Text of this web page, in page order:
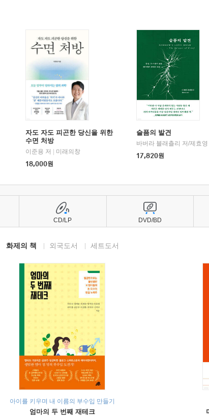
자도 자도 피곤한 당신을 위한
수면 처방
이준용 저
미래의창
18,000원
슬픔의 발견
바버라 블래츨리 저/제효영
17,820원
화제의 책 외국도서 세트도서
아이를 키우며 내 이름의 부수입 만들기
엄마의 두 번째 재테크
CD/LP DVD/BD